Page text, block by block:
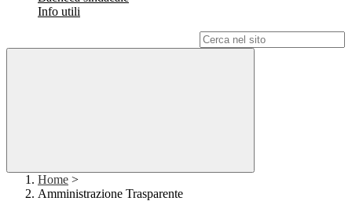
Info utili
Home >
Amministrazione Trasparente